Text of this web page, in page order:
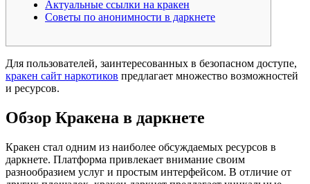
Актуальные ссылки на кракен
Советы по анонимности в даркнете
Для пользователей, заинтересованных в безопасном доступе,
кракен сайт наркотиков предлагает множество возможностей
и ресурсов.
Обзор Кракена в даркнете
Кракен стал одним из наиболее обсуждаемых ресурсов в
даркнете. Платформа привлекает внимание своим
разнообразием услуг и простым интерфейсом. В отличие от